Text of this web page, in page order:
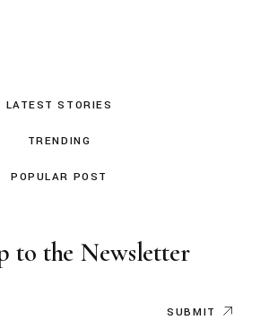
LATEST STORIES
TRENDING
POPULAR POST
to the Newsletter
SUBMIT